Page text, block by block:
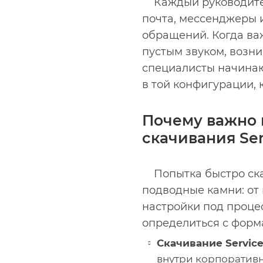
почта, мессенджеры
обращений. Когда
пустым звуком,
специалисты
в той конфигурации,
Почему важно
скачивания
Попытка быстро
подводные камни: от
настройки под
определиться с
Скачивание
внутри